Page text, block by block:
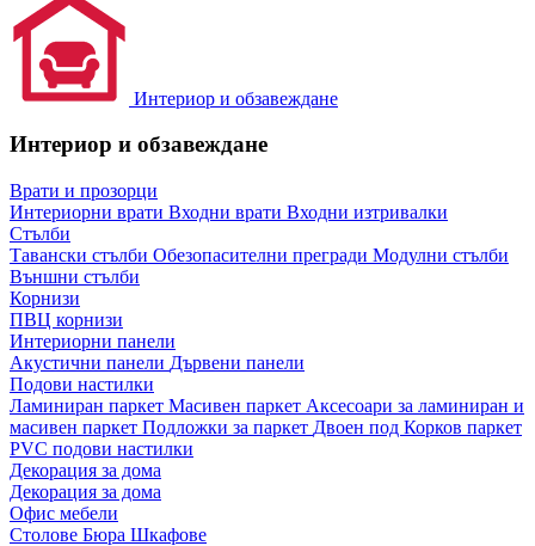
Интериор и обзавеждане
Интериор и обзавеждане
Врати и прозорци
Интериорни врати Входни врати Входни изтривалки
Стълби
Тавански стълби Обезопасителни прегради Модулни стълби
Външни стълби
Корнизи
ПВЦ корнизи
Интериорни панели
Акустични панели Дървени панели
Подови настилки
Ламиниран паркет Масивен паркет Аксесоари за ламиниран и
масивен паркет Подложки за паркет Двоен под Корков паркет
PVC подови настилки
Декорация за дома
Декорация за дома
Офис мебели
Столове Бюра Шкафове